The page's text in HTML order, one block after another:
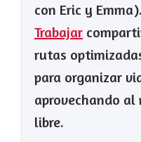
con Eric y
Trabajar
rutas
para organizar
aprovechando
libre.